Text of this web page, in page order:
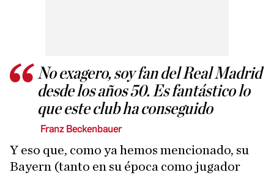
No exagero, soy fan del Real Madrid
desde los años 50. Es fantástico lo
que este club ha conseguido
Franz Beckenbauer
Y eso que, como ya hemos mencionado, su
Bayern (tanto en su época como jugador